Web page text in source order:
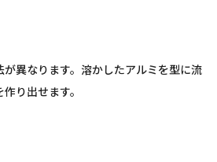
異なります。溶かしたアルミを型に流
り出せます。